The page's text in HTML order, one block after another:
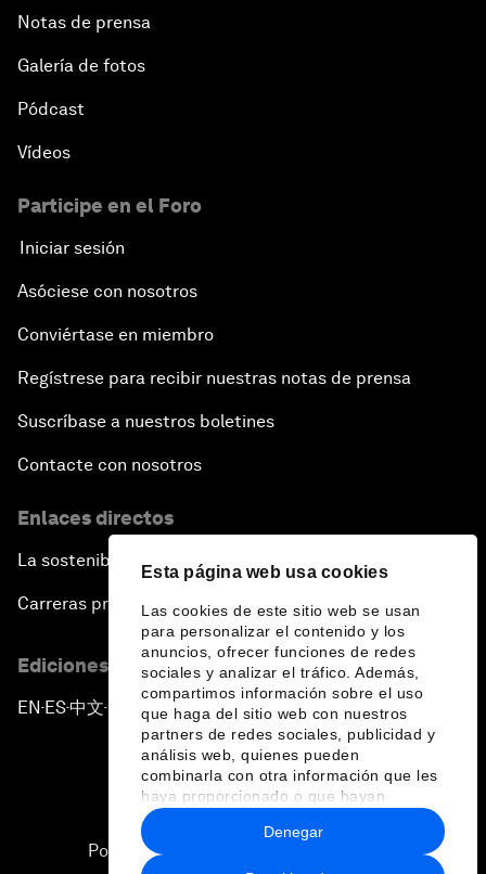
Esta página web usa cookies
Las cookies de este sitio web se usan
para personalizar el contenido y los
anuncios, ofrecer funciones de redes
sociales y analizar el tráfico. Además,
compartimos información sobre el uso
que haga del sitio web con nuestros
partners de redes sociales, publicidad y
análisis web, quienes pueden
combinarla con otra información que les
haya proporcionado o que hayan
recopilado a partir del uso que haya
hecho de sus servicios.
Denegar
Notas de prensa
Galería de fotos
Pódcast
Vídeos
Participe en el Foro
Iniciar sesión
Asóciese con nosotros
Conviértase en miembro
Regístrese para recibir nuestras notas de prensa
Suscríbase a nuestros boletines
Contacte con nosotros
Enlaces directos
La sostenibilidad en el Foro
Carreras profesionales
Ediciones en otros idiomas
EN ▪ES▪中文▪ 日本語
Política de privacidad y normas de uso